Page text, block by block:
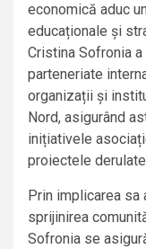
economică aduc
educaționale și
Cristina Sofronia
parteneriate
organizații și
Nord, asigurând
inițiativele
proiectele
Prin implicarea
sprijinirea
Sofronia se